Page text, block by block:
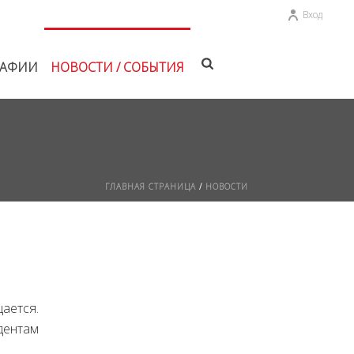
Вход
НОВОСТИ / СОБЫТИЯ
ГЛАВНАЯ СТРАНИЦА / НОВОСТИ